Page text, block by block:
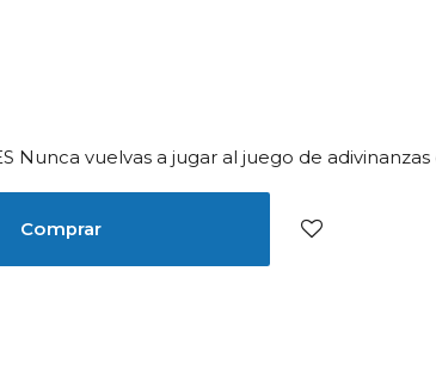
Nunca vuelvas a jugar al juego de
Comprar